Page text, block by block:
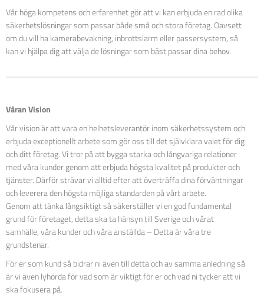
Vår höga kompetens och erfarenhet gör att vi kan erbjuda en rad olika
säkerhetslösningar som passar både små och stora företag. Oavsett
om du vill ha kamerabevakning, inbrottslarm eller passersystem, så
kan vi hjälpa dig att välja de lösningar som bäst passar dina behov.
Våran Vision
Vår vision är att vara en helhetsleverantör inom säkerhetssystem och
erbjuda exceptionellt arbete som gör oss till det självklara valet för dig
och ditt företag. Vi tror på att bygga starka och långvariga relationer
med våra kunder genom att erbjuda högsta kvalitet på produkter och
tjänster. Därför strävar vi alltid efter att överträffa dina förväntningar
och leverera den högsta möjliga standarden på vårt arbete.
Genom att tänka långsiktigt så säkerställer vi en god fundamental
grund för företaget, detta ska ta hänsyn till Sverige och vårat
samhälle, våra kunder och våra anställda – Detta är våra tre
grundstenar.
För er som kund så bidrar ni även till detta och av samma anledning så
är vi även lyhörda för vad som är viktigt för er och vad ni tycker att vi
ska fokusera på.